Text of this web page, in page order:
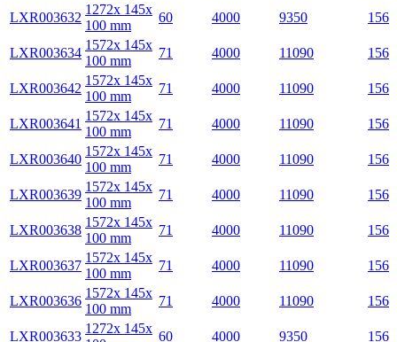
LXR003632
1272x 145x
100 mm
60 4000 9350 156
LXR003634
1572x 145x
100 mm
71 4000 11090 156
LXR003642
1572x 145x
100 mm
71 4000 11090 156
LXR003641
1572x 145x
100 mm
71 4000 11090 156
LXR003640
1572x 145x
100 mm
71 4000 11090 156
LXR003639
1572x 145x
100 mm
71 4000 11090 156
LXR003638
1572x 145x
100 mm
71 4000 11090 156
LXR003637
1572x 145x
100 mm
71 4000 11090 156
LXR003636
1572x 145x
100 mm
71 4000 11090 156
LXR003633
1272x 145x
60 4000 9350 156